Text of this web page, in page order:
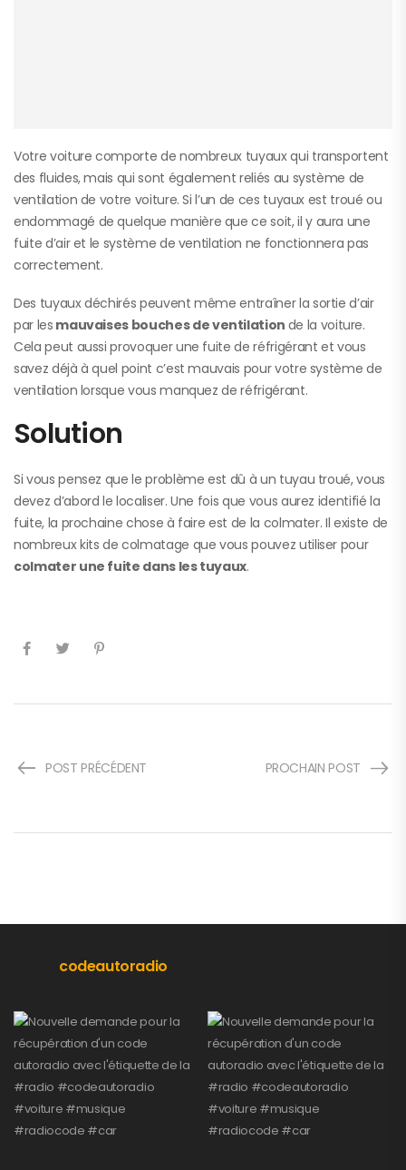
Votre voiture comporte de nombreux tuyaux qui transportent
des fluides, mais qui sont également reliés au système de
ventilation de votre voiture. Si l’un de ces tuyaux est troué ou
endommagé de quelque manière que ce soit, il y aura une
fuite d’air et le système de ventilation ne fonctionnera pas
correctement.
Des tuyaux déchirés peuvent même entraîner la sortie d’air
par les mauvaises bouches de ventilation de la voiture.
Cela peut aussi provoquer une fuite de réfrigérant et vous
savez déjà à quel point c’est mauvais pour votre système de
ventilation lorsque vous manquez de réfrigérant.
Solution
Si vous pensez que le problème est dû à un tuyau troué, vous
devez d’abord le localiser. Une fois que vous aurez identifié la
fuite, la prochaine chose à faire est de la colmater. Il existe de
nombreux kits de colmatage que vous pouvez utiliser pour
colmater une fuite dans les tuyaux.
POST PRÉCÉDENT PROCHAIN POST
codeautoradio